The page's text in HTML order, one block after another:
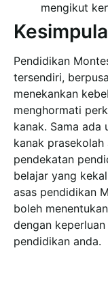
mengikut
Pendidikan
tersendiri,
menekankan
menghormati
kanak. Sama ada
kanak
pendekatan
belajar yang
asas pendidikan
boleh
dengan
pendidikan anda.